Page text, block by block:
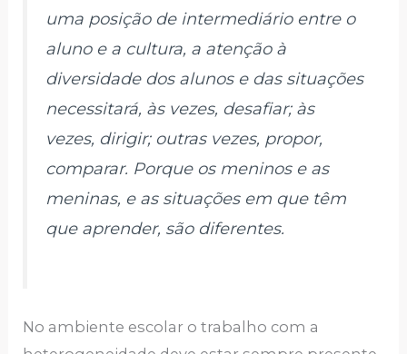
uma posição de intermediário entre o
aluno e a cultura, a atenção à
diversidade dos alunos e das situações
necessitará, às vezes, desafiar; às
vezes, dirigir; outras vezes, propor,
comparar. Porque os meninos e as
meninas, e as situações em que têm
que aprender, são diferentes.
No ambiente escolar o trabalho com a